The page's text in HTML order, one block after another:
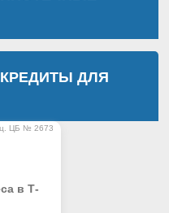
ДЛЯ
ЦБ № 2673
в Т-